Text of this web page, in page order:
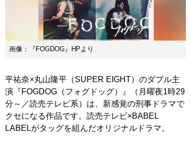
画像：『FOGDOG』HPより
平祐奈×丸山隆平（SUPER EIGHT）のダブル主
演『FOGDOG（フォグドッグ）』（月曜夜1時29
分～／読売テレビ系）は、新感覚の刑事ドラマで
クセになる作品です。読売テレビ×BABEL
LABELがタッグを組んだオリジナルドラマ。